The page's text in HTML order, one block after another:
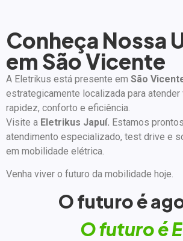
Conheça Nossa
em São Vicente
A Eletrikus está presente em São
estrategicamente localizada para
rapidez, conforto e eficiência.
Visite a Eletrikus Japuí. Estamos
atendimento especializado, test drive e
em mobilidade elétrica.
Venha viver o futuro da mobilidade hoje.
O futuro é
OfuturoéEle